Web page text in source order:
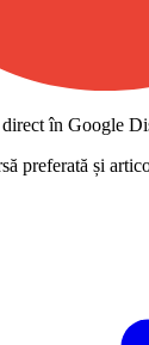
în Google
preferată și